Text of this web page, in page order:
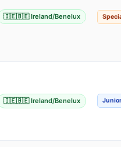
🇮🇪🇧🇪 Ireland/Benelux
🇮🇪🇧🇪 Ireland/Benelux Junior